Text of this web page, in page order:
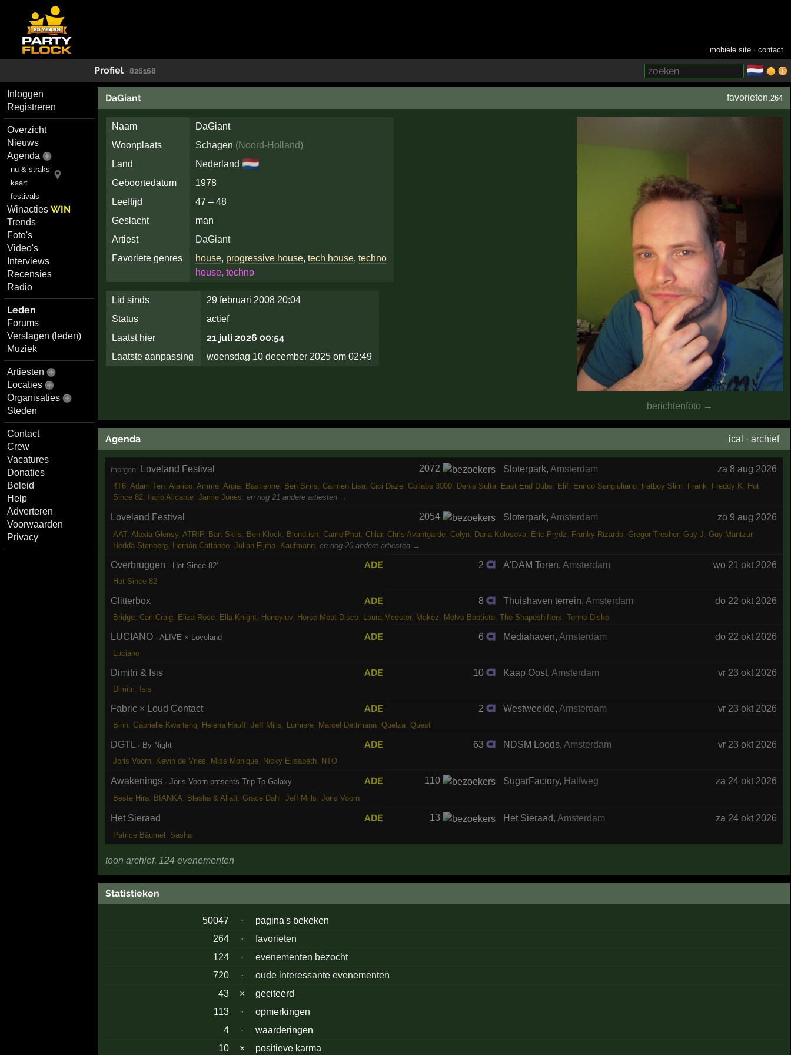
mobiele site ·contact
Profiel · 826168 🇳🇱
Inloggen
Registreren
Overzicht
Nieuws
Agenda
nu & straks
kaart
festivals
WinactiesWIN
Trends
Foto's
Video's
Interviews
Recensies
Radio
Leden
Forums
Verslagen (leden)
Muziek
Artiesten
Locaties
Organisaties
Steden
Contact
Crew
Vacatures
Donaties
Beleid
Help
Adverteren
Voorwaarden
Privacy
DaGiant favorieten ,264
berichtenfoto →
Naam
DaGiant
Woonplaats
Schagen (Noord-Holland)
Land
Nederland 🇳🇱
Geboortedatum
1978
Leeftijd
47 – 48
Geslacht
man
Artiest
DaGiant
Favoriete genres
house, progressive house,tech house,techno
house, techno
Lid sinds
29 februari 2008 20:04
Status
actief
Laatst hier
21 juli 2026 00:54
Laatste aanpassing woensdag 10 december 2025 om 02:49
Agenda ical · archief
morgen: Loveland Festival 2072 Sloterpark,Amsterdam za 8 aug 2026
4T6, Adam Ten, Alarico, Ammé, Argia Bastienne, Ben Sims Carmen Lisa Cici Daze, Collabs 3000, Denis Sulta East End Dubs Elif, Enrico Sangiuliano, Fatboy Slim Frank Freddy K
Hot
Since 82, Ilario Alicante, Jamie Jones en nog 21 andere artiesten →
Loveland Festival 2054 Sloterpark,Amsterdam zo 9 aug 2026
AAT, Alexia Glensy, ATRIP, Bart Skils Ben Klock Blond:ish, CamelPhat, Chlär, Chris Avantgarde, Colyn, Daria Kolosova Eric Prydz Franky Rizardo, Gregor Tresher, Guy J Guy Mantzur,
Hedda Stenberg, Hernán Cattáneo, Julian Fijma Kaufmann, en nog 20 andere artiesten →
Overbruggen · Hot Since 82' ADE 2 A'DAM Toren,Amsterdam wo 21 okt 2026
Hot Since 82
Glitterbox ADE 8 Thuishaven terrein,Amsterdam do 22 okt 2026
Bridge, Carl Craig, Eliza Rose, Ella Knight, Honeyluv, Horse Meat Disco, Laura Meester, Makèz Melvo Baptiste, The Shapeshifters Tonno Disko
LUCIANO ·ALIVE × Loveland ADE 6 Mediahaven,Amsterdam do 22 okt 2026
Luciano
Dimitri & Isis ADE 10 Kaap Oost,Amsterdam vr 23 okt 2026
Dimitri Isis
Fabric × Loud Contact ADE 2 Westweelde,Amsterdam vr 23 okt 2026
Binh, Gabrielle Kwarteng, Helena Hauff, Jeff Mills Lumiere, Marcel Dettmann, Quelza Quest
DGTL · By Night ADE 63 NDSM Loods,Amsterdam vr 23 okt 2026
Joris Voorn, Kevin de Vries Miss Monique, Nicky Elisabeth, NTO
Awakenings ·Joris Voorn presents Trip To Galaxy ADE 110 SugarFactory, Halfweg za 24 okt 2026
Beste Hira BIANKA Blasha & Allatt, Grace Dahl Jeff Mills Joris Voorn
Het Sieraad ADE 13 Het Sieraad,Amsterdam za 24 okt 2026
Patrice Bäumel Sasha
toon archief, 124 evenementen
Statistieken
50047 ·
pagina's bekeken
264
·
favorieten
124
·
evenementen bezocht
720
·
oude interessante evenementen
43
×
geciteerd
113
·
opmerkingen
4
·
waarderingen
10
× positieve karma